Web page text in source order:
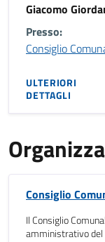
Giacomo
Presso:
Consiglio
ULTERIORI
DETTAGLI
Consiglio
Il Consiglio
amministrativo del